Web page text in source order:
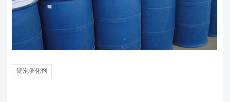
硬泡催化剂